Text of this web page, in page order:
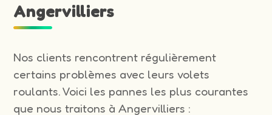
Angervilliers
Nos clients rencontrent régulièrement
certains problèmes avec leurs volets
roulants. Voici les pannes les plus courantes
que nous traitons à Angervilliers :